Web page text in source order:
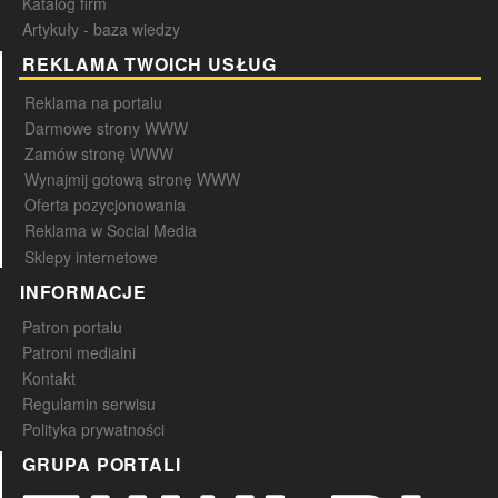
Artykuły - baza wiedzy
REKLAMA TWOICH USŁUG
Reklama na portalu
Darmowe strony WWW
Zamów stronę WWW
Wynajmij gotową stronę WWW
Oferta pozycjonowania
Reklama w Social Media
Sklepy internetowe
INFORMACJE
Patron portalu
Patroni medialni
Kontakt
Regulamin serwisu
Polityka prywatności
GRUPA PORTALI